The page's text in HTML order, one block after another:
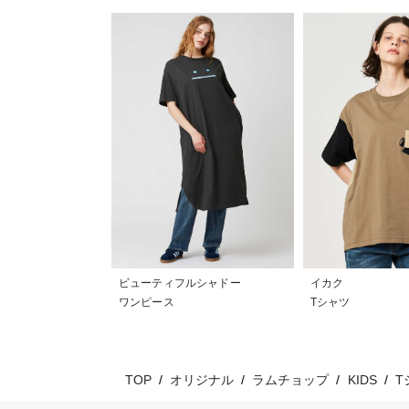
ビューティフルシャドー
ワンピース
イカク
Tシャツ
TOP オリジナル ラムチョップ KIDS T